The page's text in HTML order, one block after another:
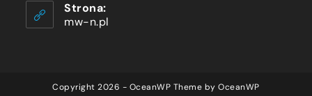
Strona:
mw-n.pl
Copyright 2026 - OceanWP Theme by OceanWP